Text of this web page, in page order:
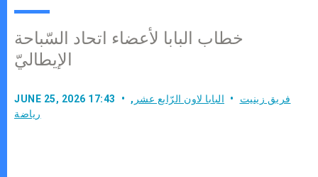
خطاب البابا لأعضاء اتحاد السّباحة
الإيطاليّ
JUNE 25, 2026 17:43 فريق زينيت البابا لاون الرّابع عشر ,
رياضة